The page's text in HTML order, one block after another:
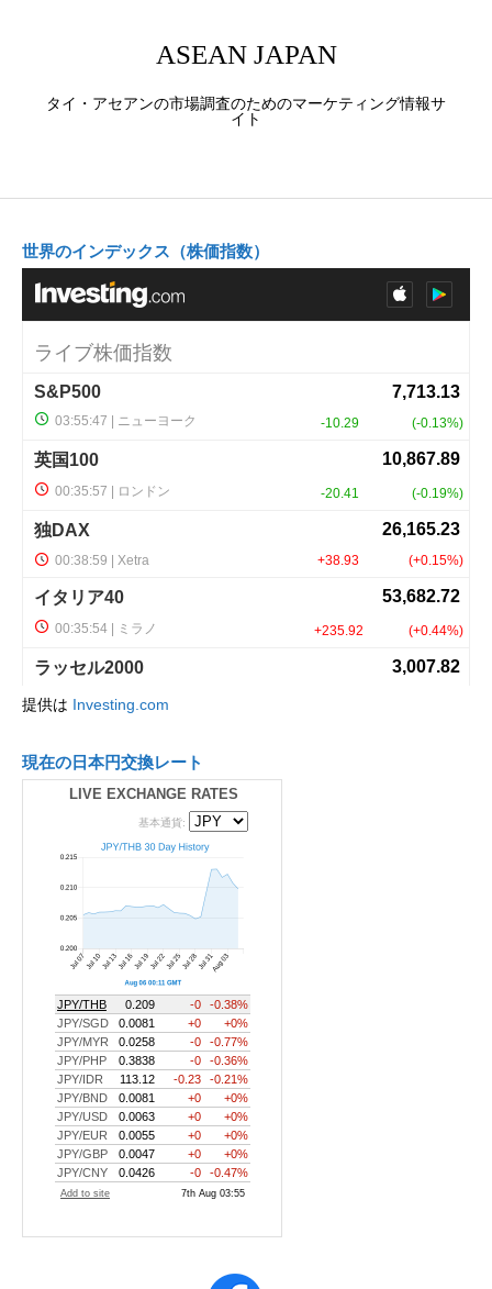
ASEAN JAPAN
タイ・アセアンの市場調査のためのマーケティング情報サ
イト
世界のインデックス（株価指数）
提供は Investing.com
現在の日本円交換レート
LIVE EXCHANGE RATES